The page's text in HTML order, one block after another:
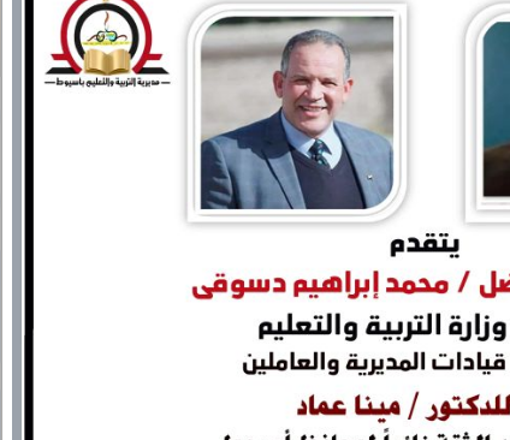
الدواء المصرية يشن حملة رقابية مكبرة
لضبط المنشآت الطبية المخالفة.....
والحنجرة ينجح في استئصال ورم خبيث